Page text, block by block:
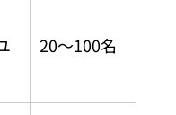
20〜100名